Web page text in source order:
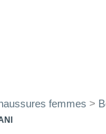
femmes >